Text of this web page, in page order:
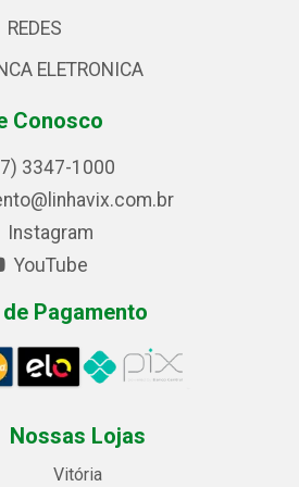
REDES
ELETRONICA
Conosco
3347-1000
Instagram
YouTube
Pagamento
Nossas Lojas
Vitória